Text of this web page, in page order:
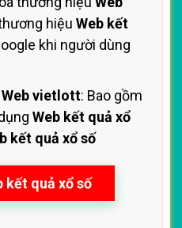
hiệu Web kết
khi người dùng
Web vietlott: Bao gồm
Web kết quả xổ
kết quả xổ số
kết quả xổ số